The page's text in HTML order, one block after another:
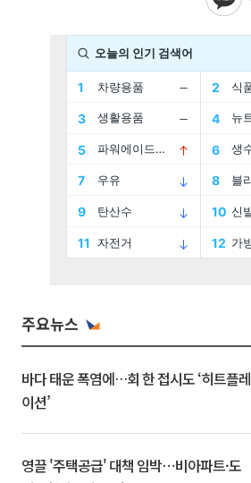
주요뉴스
바다 태운 폭염에…회 한 접시도 ‘히트플레
이션’
영끌 '주택공급' 대책 임박⋯비아파트·도